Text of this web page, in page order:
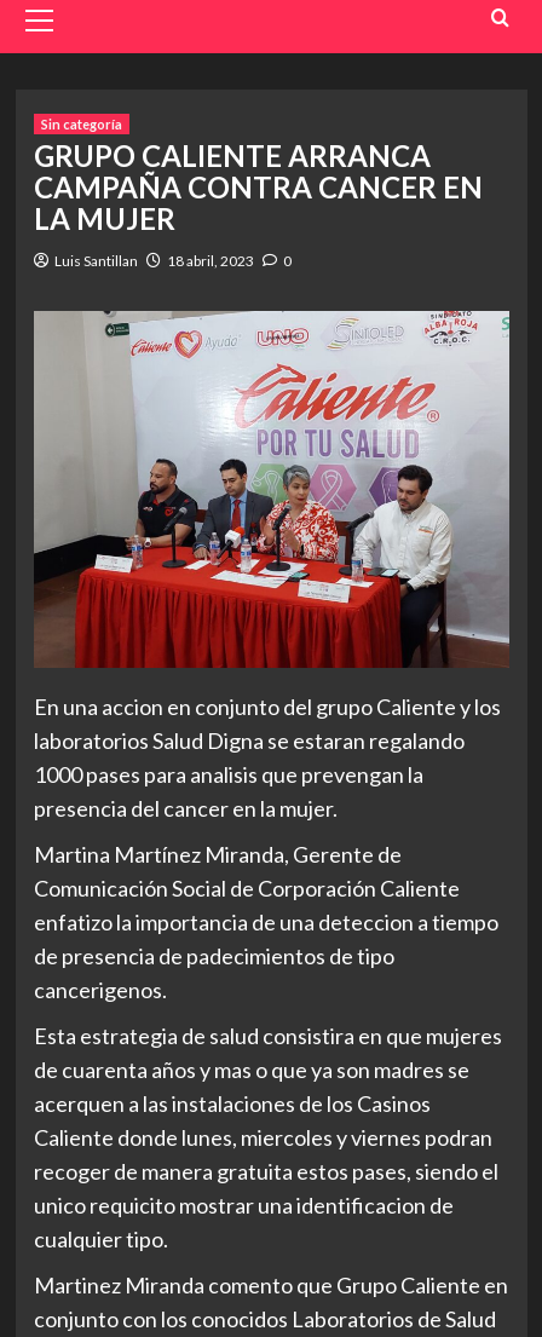
Menu
Sin categoría
GRUPO CALIENTE ARRANCA
CAMPAÑA CONTRA CANCER EN
LA MUJER
Luis Santillan 18 abril, 2023 0
En una accion en conjunto del grupo Caliente y los
laboratorios Salud Digna se estaran regalando
1000 pases para analisis que prevengan la
presencia del cancer en la mujer.
Martina Martínez Miranda, Gerente de
Comunicación Social de Corporación Caliente
enfatizo la importancia de una deteccion a tiempo
de presencia de padecimientos de tipo
cancerigenos.
Esta estrategia de salud consistira en que mujeres
de cuarenta años y mas o que ya son madres se
acerquen a las instalaciones de los Casinos
Caliente donde lunes, miercoles y viernes podran
recoger de manera gratuita estos pases, siendo el
unico requicito mostrar una identificacion de
cualquier tipo.
Martinez Miranda comento que Grupo Caliente en
conjunto con los conocidos Laboratorios de Salud